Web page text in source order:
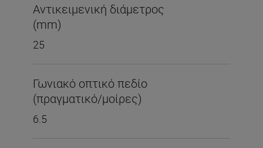
Αντικειμενική διάμετρος
(mm)
25
Γωνιακό οπτικό πεδίο
(πραγματικό/μοίρες)
6.5